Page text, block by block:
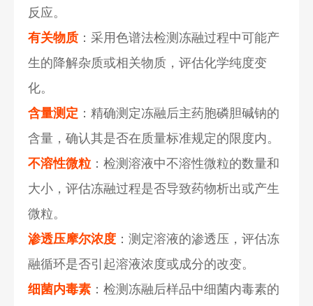
反应。
有关物质 ：采用色谱法检测冻融过程中可能产
生的降解杂质或相关物质，评估化学纯度变
化。
含量测定 ：精确测定冻融后主药胞磷胆碱钠的
含量，确认其是否在质量标准规定的限度内。
不溶性微粒 ：检测溶液中不溶性微粒的数量和
大小，评估冻融过程是否导致药物析出或产生
微粒。
渗透压摩尔浓度 ：测定溶液的渗透压，评估冻
融循环是否引起溶液浓度或成分的改变。
细菌内毒素 ：检测冻融后样品中细菌内毒素的